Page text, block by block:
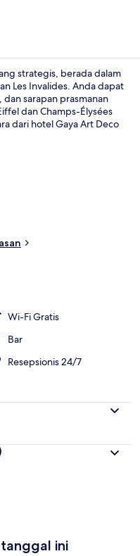
strategis, berada dalam
Les Invalides. Anda dapat
sarapan prasmanan
dan Champs-Élysées
dari hotel Gaya Art Deco
4 menit dan Stasiun
Wi-Fi Gratis
Bar
Resepsionis 24/7
ini